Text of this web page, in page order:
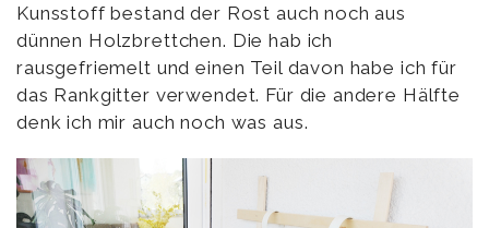
Kunsstoff bestand der Rost auch noch aus
dünnen Holzbrettchen. Die hab ich
rausgefriemelt und einen Teil davon habe ich für
das Rankgitter verwendet. Für die andere Hälfte
denk ich mir auch noch was aus.